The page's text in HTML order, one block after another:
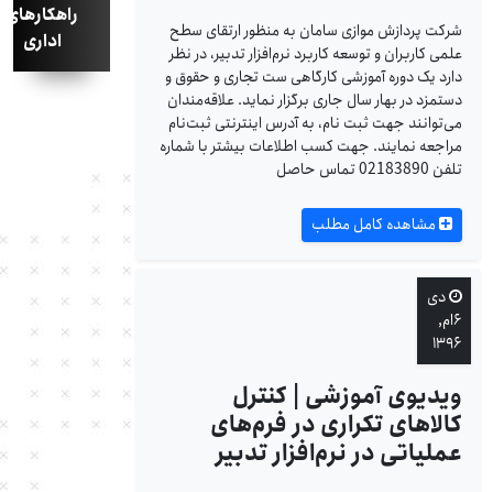
شرکت پردازش موازی سامان به منظور ارتقای سطح
علمی کاربران و توسعه کاربرد نرم‌افزار تدبیر، در نظر
دارد یک دوره آموزشی کارگاهی ست تجاری و حقوق و
دستمزد در بهار سال جاری برگزار نماید. علاقه‌مندان
می‌توانند جهت ثبت نام، به آدرس اینترنتی ثبت‌نام
مراجعه نمایند. جهت کسب اطلاعات بیشتر با شماره
تلفن 02183890 تماس حاصل
مشاهده کامل مطلب
دی
۶ام,
۱۳۹۶
ویدیوی آموزشی | کنترل
کالاهای تکراری در فرم‌های
عملیاتی در نرم‌افزار تدبیر
راهکارهای
اداری